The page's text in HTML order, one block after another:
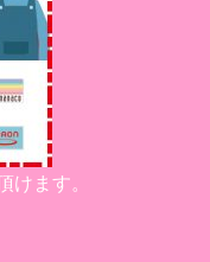
ます。